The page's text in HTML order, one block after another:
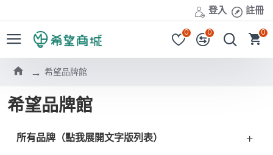
登入 註冊
0 0 0
希望品牌館
希望品牌館
所有品牌（點我展開文字版列表）